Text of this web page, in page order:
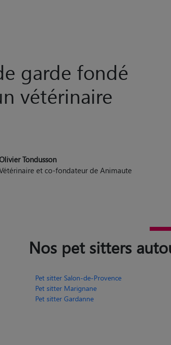
garde fondé
vétérinaire
Tondusson
et co-fondateur de Animaute
Nos pet sitters
Pet sitter Salon-de-Provence
Pet sitter Marignane
Pet sitter Gardanne